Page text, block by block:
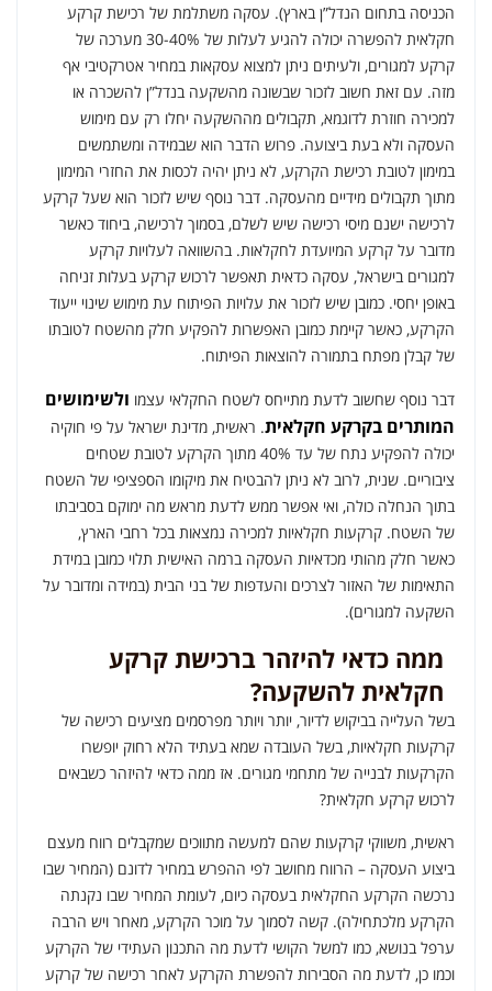
הכניסה בתחום הנדל”ן בארץ). עסקה משתלמת של רכישת קרקע
חקלאית להפשרה יכולה להגיע לעלות של 30-40% מערכה של
קרקע למגורים, ולעיתים ניתן למצוא עסקאות במחיר אטרקטיבי אף
מזה. עם זאת חשוב לזכור שבשונה מהשקעה בנדל”ן להשכרה או
למכירה חוזרת לדוגמא, תקבולים מההשקעה יחלו רק עם מימוש
העסקה ולא בעת ביצועה. פרוש הדבר הוא שבמידה ומשתמשים
במימון לטובת רכישת הקרקע, לא ניתן יהיה לכסות את החזרי המימון
מתוך תקבולים מידיים מהעסקה. דבר נוסף שיש לזכור הוא שעל קרקע
לרכישה ישנם מיסי רכישה שיש לשלם, בסמוך לרכישה, ביחוד כאשר
מדובר על קרקע המיועדת לחקלאות. בהשוואה לעלויות קרקע
למגורים בישראל, עסקה כדאית תאפשר לרכוש קרקע בעלות זניחה
באופן יחסי. כמובן שיש לזכור את עלויות הפיתוח עת מימוש שינוי ייעוד
הקרקע, כאשר קיימת כמובן האפשרות להפקיע חלק מהשטח לטובתו
של קבלן מפתח בתמורה להוצאות הפיתוח.
דבר נוסף שחשוב לדעת מתייחס לשטח החקלאי עצמו ולשימושים
המותרים בקרקע חקלאית. ראשית, מדינת ישראל על פי חוקיה
יכולה להפקיע נתח של עד 40% מתוך הקרקע לטובת שטחים
ציבוריים. שנית, לרוב לא ניתן להבטיח את מיקומו הספציפי של השטח
בתוך הנחלה כולה, ואי אפשר ממש לדעת מראש מה ימוקם בסביבתו
של השטח. קרקעות חקלאיות למכירה נמצאות בכל רחבי הארץ,
כאשר חלק מהותי מכדאיות העסקה ברמה האישית תלוי כמובן במידת
התאימות של האזור לצרכים והעדפות של בני הבית (במידה ומדובר על
השקעה למגורים).
ממה כדאי להיזהר ברכישת קרקע
חקלאית להשקעה?
בשל העלייה בביקוש לדיור, יותר ויותר מפרסמים מציעים רכישה של
קרקעות חקלאיות, בשל העובדה שמא בעתיד הלא רחוק יופשרו
הקרקעות לבנייה של מתחמי מגורים. אז ממה כדאי להיזהר כשבאים
לרכוש קרקע חקלאית?
ראשית, משווקי קרקעות שהם למעשה מתווכים שמקבלים רווח מעצם
ביצוע העסקה – הרווח מחושב לפי ההפרש במחיר לדונם (המחיר שבו
נרכשה הקרקע החקלאית בעסקה כיום, לעומת המחיר שבו נקנתה
הקרקע מלכתחילה). קשה לסמוך על מוכר הקרקע, מאחר ויש הרבה
ערפל בנושא, כמו למשל הקושי לדעת מה התכנון העתידי של הקרקע
וכמו כן, לדעת מה הסבירות להפשרת הקרקע לאחר רכישה של קרקע